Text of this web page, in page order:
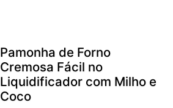
Pamonha de Forno
Cremosa Fácil no
Liquidificador com Milho e
Coco